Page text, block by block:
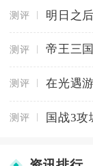
测评 明日之
测评
测评
测评 国战3攻